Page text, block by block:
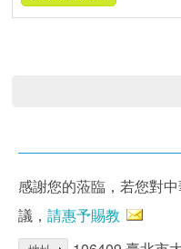
感謝您的蒞臨，若您對
議， 請惠予賜教